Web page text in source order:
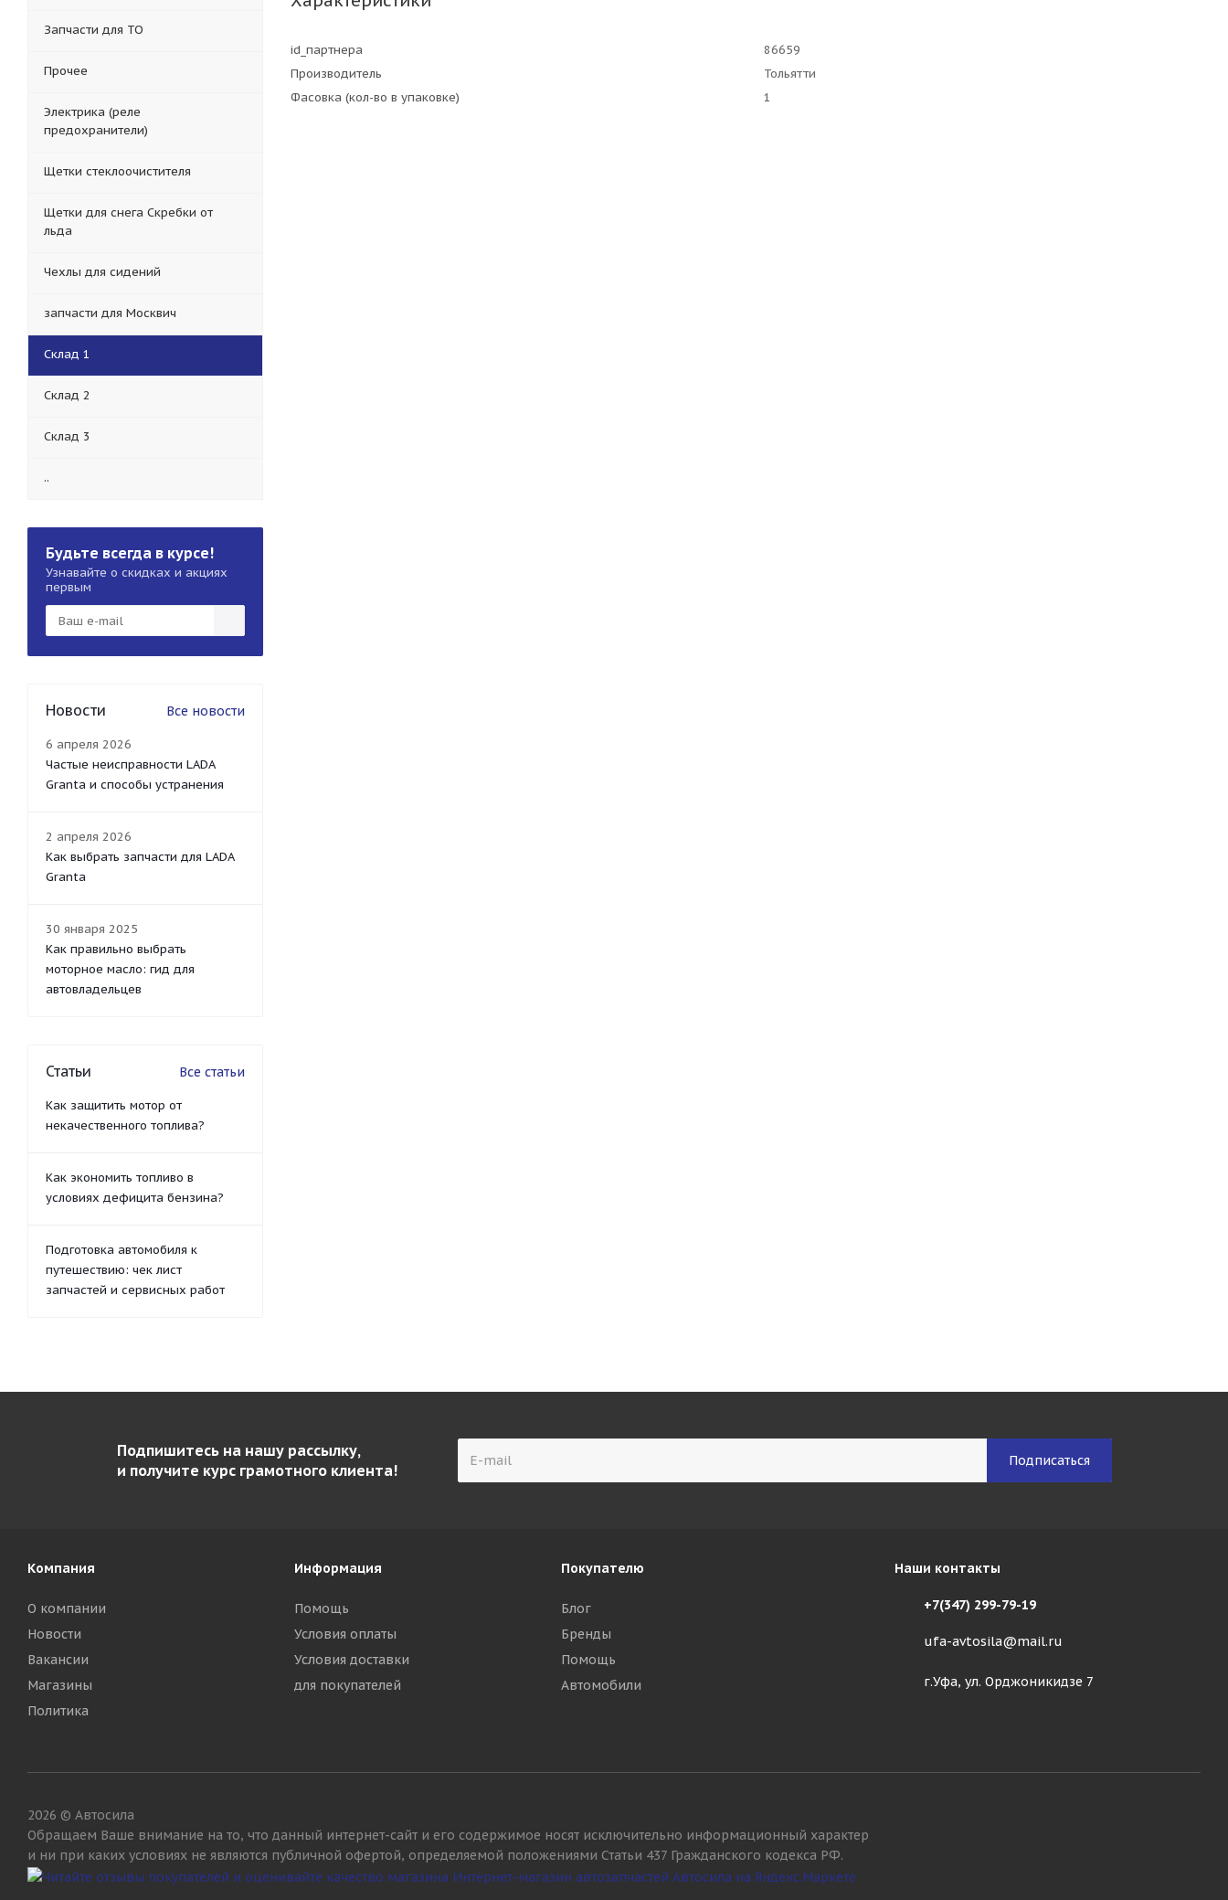
id_партнера
86659
Производитель
Тольятти
Фасовка (кол-во в упаковке)
1
Запчасти для ТО
Прочее
Электрика (реле
предохранители)
Щетки стеклоочистителя
Щетки для снега Скребки от
льда
Чехлы для сидений
запчасти для Москвич
Склад 1
Склад 2
Склад 3
..
Будьте всегда в курсе!
Узнавайте о скидках и акциях
первым
Новости Все новости
6 апреля 2026
Частые неисправности LADA
Granta и способы устранения
2 апреля 2026
Как выбрать запчасти для LADA
Granta
30 января 2025
Как правильно выбрать
моторное масло: гид для
автовладельцев
Статьи Все статьи
Как защитить мотор от
некачественного топлива?
Как экономить топливо в
условиях дефицита бензина?
Подготовка автомобиля к
путешествию: чек лист
запчастей и сервисных работ
Подпишитесь на нашу рассылку,
и получите курс грамотного клиента!
Компания
О компании
Новости
Вакансии
Магазины
Политика
Информация
Помощь
Условия оплаты
Условия доставки
для покупателей
Покупателю
Блог
Бренды
Помощь
Автомобили
Наши контакты
+7(347) 299-79-19
ufa-avtosila@mail.ru
г.Уфа, ул. Орджоникидзе 7
2026 © Автосила
Обращаем Ваше внимание на то, что данный интернет-сайт и его содержимое носят исключительно информационный характер
и ни при каких условиях не являются публичной офертой, определяемой положениями Статьи 437 Гражданского кодекса РФ.